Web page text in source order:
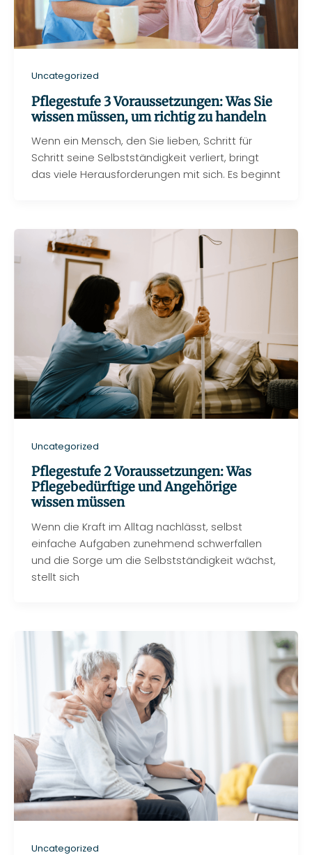
Uncategorized
Pflegestufe 3 Voraussetzungen: Was Sie
wissen müssen, um richtig zu handeln
Wenn ein Mensch, den Sie lieben, Schritt für
Schritt seine Selbstständigkeit verliert, bringt
das viele Herausforderungen mit sich. Es beginnt
Uncategorized
Pflegestufe 2 Voraussetzungen: Was
Pflegebedürftige und Angehörige
wissen müssen
Wenn die Kraft im Alltag nachlässt, selbst
einfache Aufgaben zunehmend schwerfallen
und die Sorge um die Selbstständigkeit wächst,
stellt sich
Uncategorized